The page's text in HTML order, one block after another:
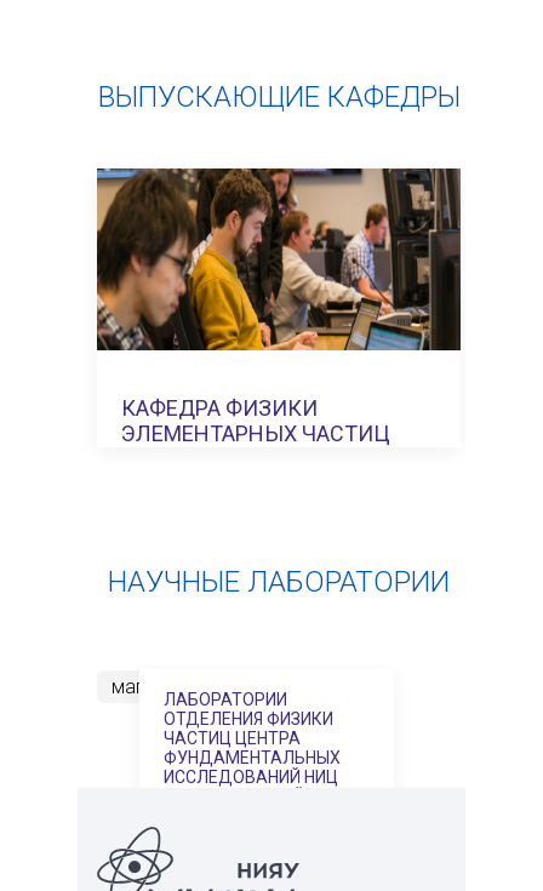
ВЫПУСКАЮЩИЕ КАФЕДРЫ
КАФЕДРА ФИЗИКИ
ЭЛЕМЕНТАРНЫХ ЧАСТИЦ
НАУЧНЫЕ ЛАБОРАТОРИИ
ЛАБОРАТОРИИ
ОТДЕЛЕНИЯ ФИЗИКИ
ЧАСТИЦ ЦЕНТРА
ФУНДАМЕНТАЛЬНЫХ
ИССЛЕДОВАНИЙ НИЦ
магистратура